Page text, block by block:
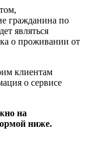
гражданина по
являться
о проживании от
клиентам
о сервисе
на
ниже.